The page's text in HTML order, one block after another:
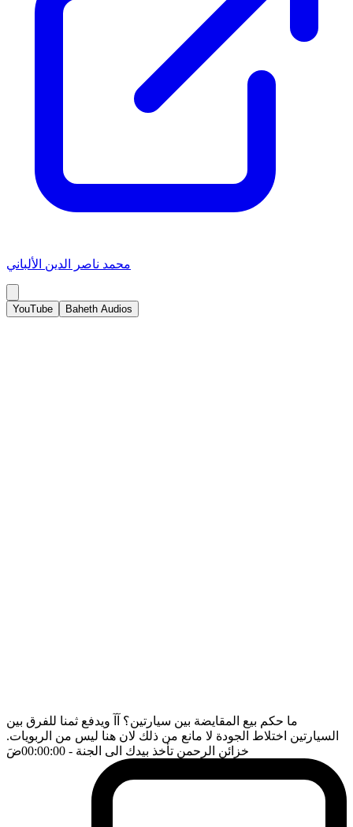
محمد ناصر الدين الألباني
YouTube Baheth Audios
ما حكم بيع المقايضة بين سيارتين؟ آآ ويدفع ثمنا للفرق بين
السيارتين اختلاط الجودة لا مانع من ذلك لان هنا ليس من الربويات.
خزائن الرحمن تأخذ بيدك الى الجنة - 00:00:00 ضَ